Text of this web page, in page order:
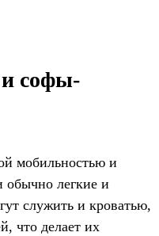
софы-
мобильностью и
обычно легкие и
служить и кроватью,
что делает их